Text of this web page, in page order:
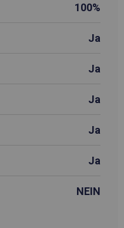
100%
Ja
Ja
Ja
Ja
Ja
NEIN